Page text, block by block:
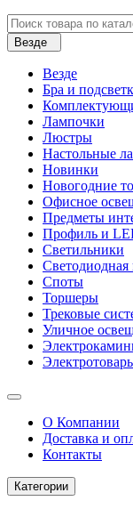
Везде
Везде
Бра и
Лампочки
Люстры
Настольные
Новинки
Новогодние
Офисное
Предметы
Профиль и
Светильники
Светодиодная
Споты
Торшеры
Трековые
Уличное
О Компании
Доставка и
Контакты
Категории